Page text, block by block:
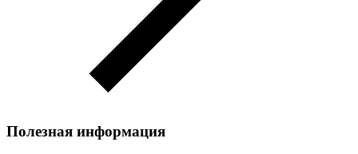
Полезная информация